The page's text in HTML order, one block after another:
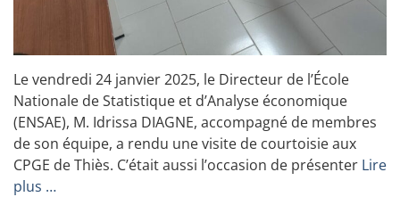
Le vendredi 24 janvier 2025, le Directeur de l’École
Nationale de Statistique et d’Analyse économique
(ENSAE), M. Idrissa DIAGNE, accompagné de membres
de son équipe, a rendu une visite de courtoisie aux
CPGE de Thiès. C’était aussi l’occasion de présenter Lire
plus …